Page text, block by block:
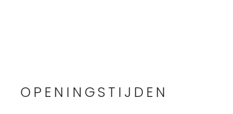
OPENINGSTIJDEN